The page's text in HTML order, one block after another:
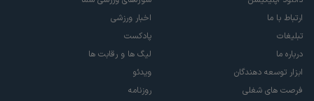
ارتباط با ما
تبلیغات
درباره ما
ابزار توسعه دهندگان
فرصت های شغلی
اخبار ورزشی
پادکست
لیگ ها و رقابت ها
ویدئو
روزنامه